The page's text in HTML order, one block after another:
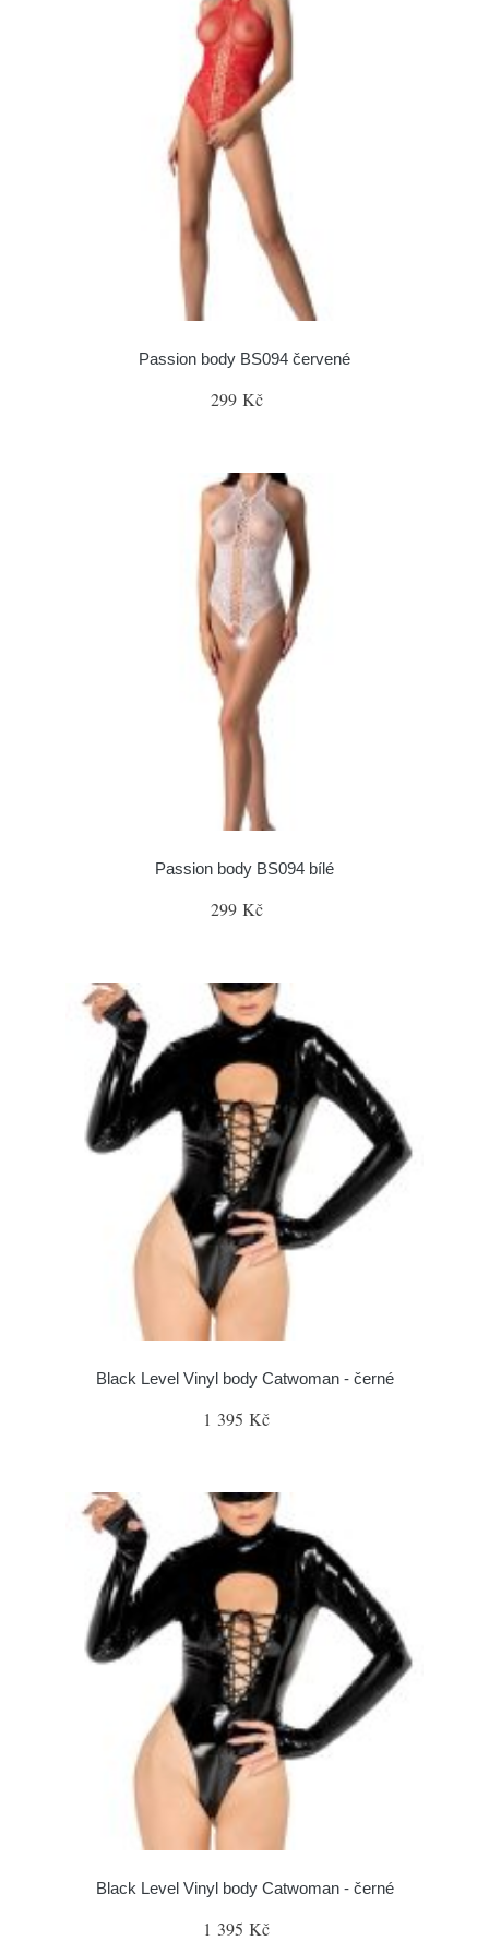
Passion body BS094 červené
299 Kč
Passion body BS094 bílé
299 Kč
Black Level Vinyl body Catwoman - černé
1 395 Kč
Black Level Vinyl body Catwoman - černé
1 395 Kč